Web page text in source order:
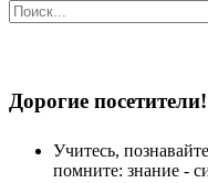
Дорогие посетители!
Учитесь,
помните: знание -